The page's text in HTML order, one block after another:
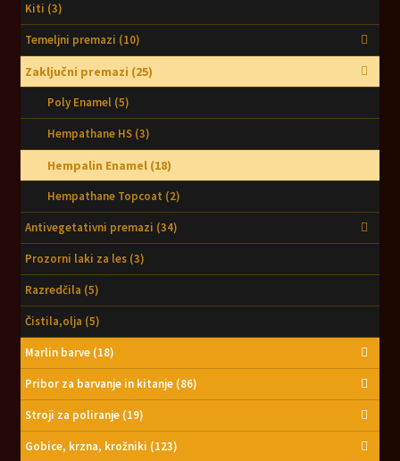
Kiti (3)
Temeljni premazi (10)
Zaključni premazi (25)
Poly Enamel (5)
Hempathane HS (3)
Hempalin Enamel (18)
Hempathane Topcoat (2)
Antivegetativni premazi (34)
Prozorni laki za les (3)
Razredčila (5)
Čistila,olja (5)
Marlin barve (18)
Pribor za barvanje in kitanje (86)
Stroji za poliranje (19)
Gobice, krzna, krožniki (123)